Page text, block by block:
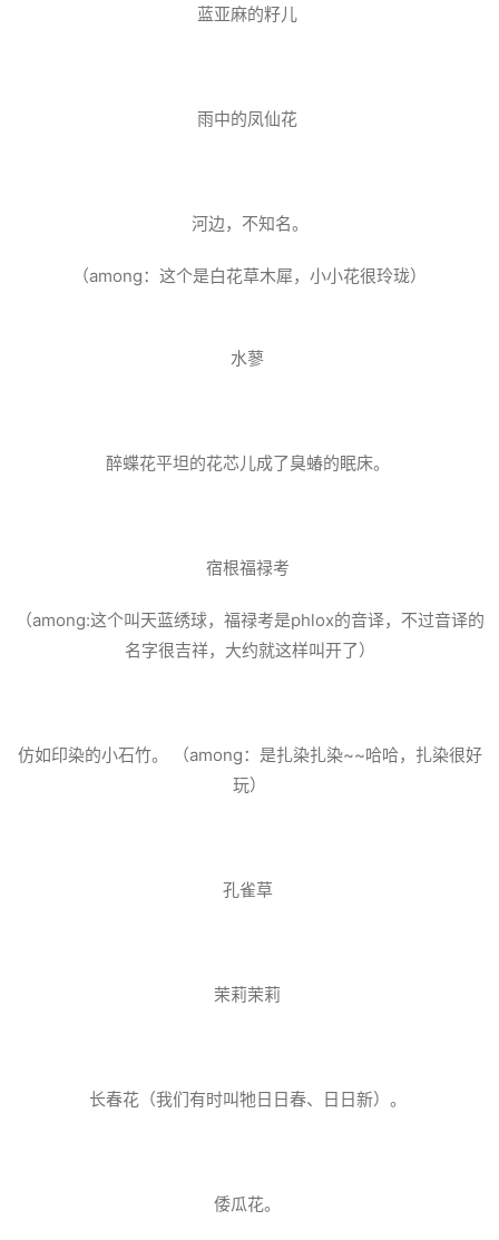
蓝亚麻的籽儿
雨中的凤仙花
河边，不知名。
（among：这个是白花草木犀，小小花很玲珑）
水蓼
醉蝶花平坦的花芯儿成了臭蝽的眠床。
宿根福禄考
（among:这个叫天蓝绣球，福禄考是phlox的音译，不过音译的
名字很吉祥，大约就这样叫开了）
仿如印染的小石竹。 （among：是扎染扎染~~哈哈，扎染很好
玩）
孔雀草
茉莉茉莉
长春花（我们有时叫牠日日春、日日新）。
倭瓜花。